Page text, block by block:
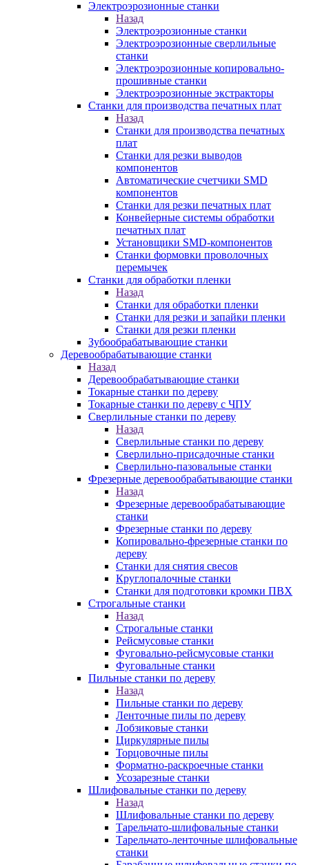
Электроэрозионные станки
Назад
Электроэрозионные станки
Электроэрозионные сверлильные
станки
Электроэрозионные копировально-
прошивные станки
Электроэрозионные экстракторы
Станки для производства печатных плат
Назад
Станки для производства печатных
плат
Станки для резки выводов
компонентов
Автоматические счетчики SMD
компонентов
Станки для резки печатных плат
Конвейерные системы обработки
печатных плат
Установщики SMD-компонентов
Станки формовки проволочных
перемычек
Станки для обработки пленки
Назад
Станки для обработки пленки
Станки для резки и запайки пленки
Станки для резки пленки
Зубообрабатывающие станки
Деревообрабатывающие станки
Назад
Деревообрабатывающие станки
Токарные станки по дереву
Токарные станки по дереву с ЧПУ
Сверлильные станки по дереву
Назад
Сверлильные станки по дереву
Сверлильно-присадочные станки
Сверлильно-пазовальные станки
Фрезерные деревообрабатывающие станки
Назад
Фрезерные деревообрабатывающие
станки
Фрезерные станки по дереву
Копировально-фрезерные станки по
дереву
Станки для снятия свесов
Круглопалочные станки
Станки для подготовки кромки ПВХ
Строгальные станки
Назад
Строгальные станки
Рейсмусовые станки
Фуговально-рейсмусовые станки
Фуговальные станки
Пильные станки по дереву
Назад
Пильные станки по дереву
Ленточные пилы по дереву
Лобзиковые станки
Циркулярные пилы
Торцовочные пилы
Форматно-раскроечные станки
Усозарезные станки
Шлифовальные станки по дереву
Назад
Шлифовальные станки по дереву
Тарельчато-шлифовальные станки
Тарельчато-ленточные шлифовальные
станки